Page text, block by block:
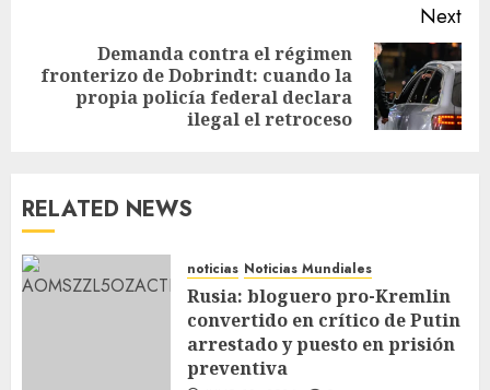
Next
Demanda contra el régimen
fronterizo de Dobrindt: cuando la
propia policía federal declara
ilegal el retroceso
RELATED NEWS
noticias Noticias Mundiales
Rusia: bloguero pro-Kremlin
convertido en crítico de Putin
arrestado y puesto en prisión
preventiva